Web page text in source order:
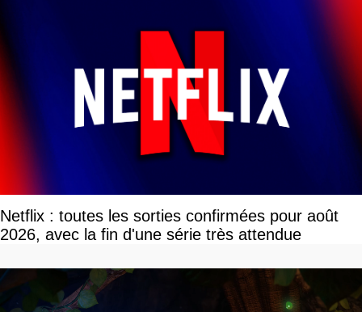
Netflix : toutes les sorties confirmées pour août
2026, avec la fin d'une série très attendue